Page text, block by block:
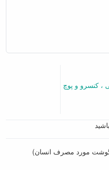
کنسرو و پوچ
مورد مصرف انسان)